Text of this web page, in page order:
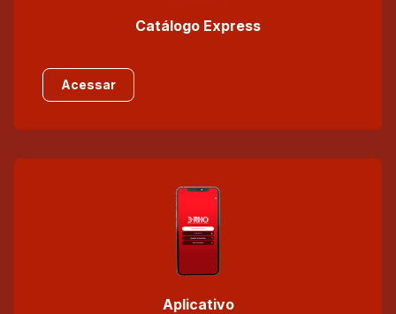
Catálogo Express
Acessar
Aplicativo